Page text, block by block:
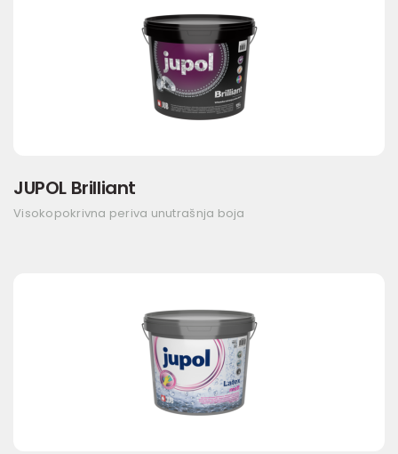
JUPOL Brilliant
Visokopokrivna periva unutrašnja boja